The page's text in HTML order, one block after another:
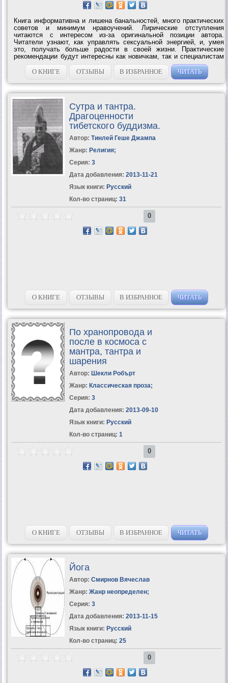
Книга информативна и лишена банальностей, много практических
советов и минимум нравоучений. Лирические отступления
читаются с интересом из-за оригинальной позиции автора.
Читатели узнают, как управлять сексуальной энергией, и, умея
это, получать больше радости в своей жизни. Практические
рекомендации будут интересны как новичкам, так и специалистам
в этой области. Есть советы, предназначенные явно для
«эстетов». Эту книгу...
О КНИГЕ ОТЗЫВЫ В ИЗБРАННОЕ ЧИТАТЬ
Сутра и тантра.
Драгоценности
тибетского буддизма.
Автор: Тинлей Геше Джампа
Жанр: Религия;
Серия: 3
Дата добавления: 2013-11-21
Язык книги: Русский
Кол-во страниц: 31
0
О КНИГЕ ОТЗЫВЫ В ИЗБРАННОЕ ЧИТАТЬ
По хранопровода и
после в космоса с
мантра, тантра и
шарения
Автор: Шекли Робърт
Жанр: Классическая проза;
Серия: 3
Дата добавления: 2013-09-10
Язык книги: Русский
Кол-во страниц: 1
0
О КНИГЕ ОТЗЫВЫ В ИЗБРАННОЕ ЧИТАТЬ
Йога
Автор: Смирнов Вячеслав
Жанр: Жанр неопределен;
Серия: 3
Дата добавления: 2013-11-15
Язык книги: Русский
Кол-во страниц: 25
0